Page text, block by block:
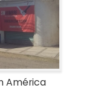
América